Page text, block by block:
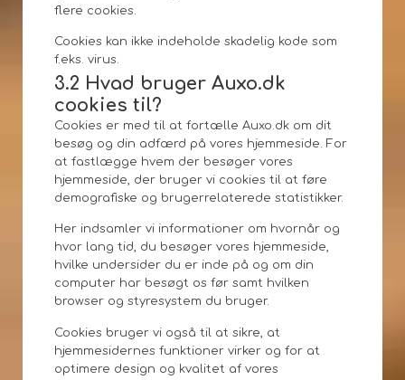
flere cookies.
Cookies kan ikke indeholde skadelig kode som
f.eks. virus.
3.2 Hvad bruger Auxo.dk
cookies til?
Cookies er med til at fortælle Auxo.dk om dit
besøg og din adfærd på vores hjemmeside. For
at fastlægge hvem der besøger vores
hjemmeside, der bruger vi cookies til at føre
demografiske og brugerrelaterede statistikker.
Her indsamler vi informationer om hvornår og
hvor lang tid, du besøger vores hjemmeside,
hvilke undersider du er inde på og om din
computer har besøgt os før samt hvilken
browser og styresystem du bruger.
Cookies bruger vi også til at sikre, at
hjemmesidernes funktioner virker og for at
optimere design og kvalitet af vores